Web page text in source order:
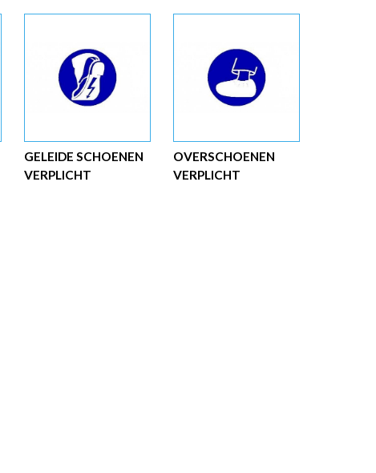
GELEIDE SCHOENEN
VERPLICHT
OVERSCHOENEN
VERPLICHT